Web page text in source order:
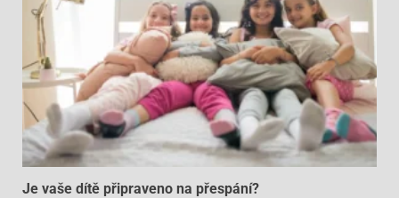
Je vaše dítě připraveno na přespání?